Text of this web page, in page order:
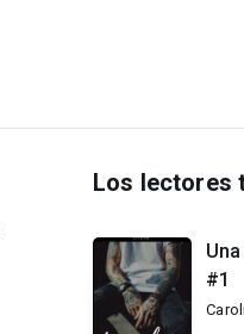
Los lectores
#1